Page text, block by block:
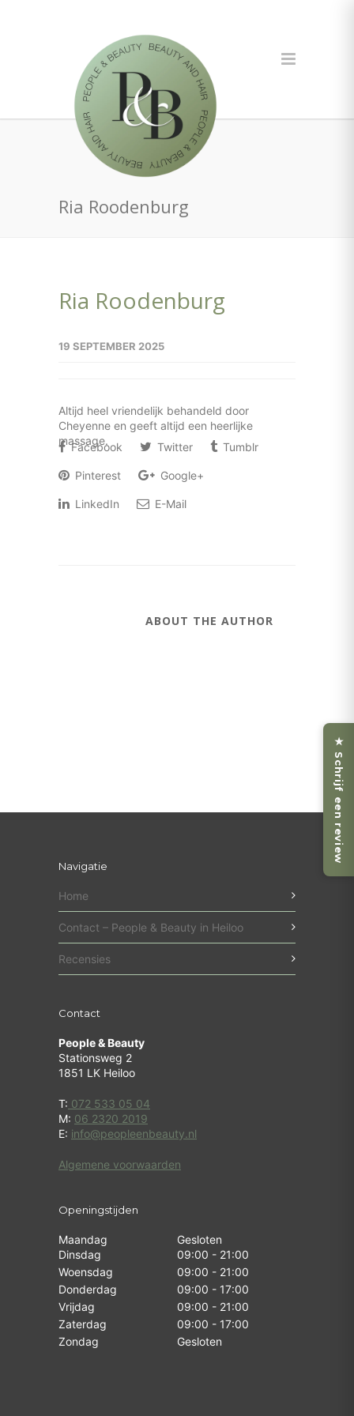
Ria Roodenburg
Ria Roodenburg
19 SEPTEMBER 2025
Altijd heel vriendelijk behandeld door
Cheyenne en geeft altijd een heerlijke
massage.
Facebook Twitter Tumblr
Pinterest Google+
LinkedIn E-Mail
ABOUT THE AUTHOR
Navigatie
Home
Contact – People & Beauty in Heiloo
Recensies
Contact
People & Beauty
Stationsweg 2
1851 LK Heiloo
T: 072 533 05 04
M: 06 2320 2019
E: info@peopleenbeauty.nl
Algemene voorwaarden
Openingstijden
Maandag
Gesloten
Dinsdag
09:00 - 21:00
Woensdag
09:00 - 21:00
Donderdag
09:00 - 17:00
Vrijdag
09:00 - 21:00
Zaterdag
09:00 - 17:00
Zondag
Gesloten
★ Schrijf een review